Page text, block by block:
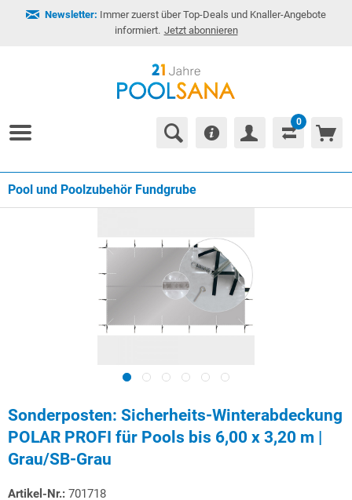
Newsletter: Immer zuerst über Top-Deals und Knaller-Angebote
informiert. Jetzt abonnieren
0
Pool und Poolzubehör Fundgrube
Sonderposten: Sicherheits-Winterabdeckung
POLAR PROFI für Pools bis 6,00 x 3,20 m |
Grau/SB-Grau
Artikel-Nr.: 701718